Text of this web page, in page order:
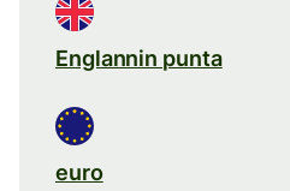
Englannin punta
euro